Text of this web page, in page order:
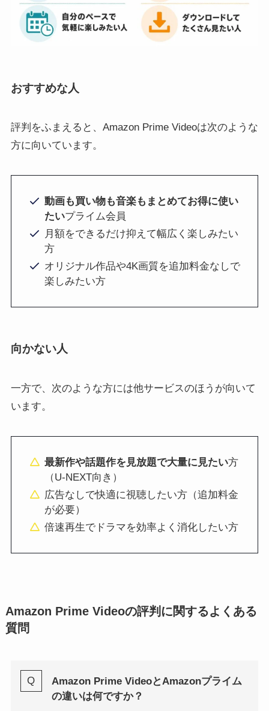
おすすめな人
評判をふまえると、Amazon Prime Videoは次のような
方に向いています。
動画も買い物も音楽もまとめてお得に使い
たいプライム会員
月額をできるだけ抑えて幅広く楽しみたい
方
オリジナル作品や4K画質を追加料金なしで
楽しみたい方
向かない人
一方で、次のような方には他サービスのほうが向いて
います。
最新作や話題作を見放題で大量に見たい方
（U-NEXT向き）
広告なしで快適に視聴したい方（追加料金
が必要）
倍速再生でドラマを効率よく消化したい方
Amazon Prime Videoの評判に関するよくある
質問
Amazon Prime VideoとAmazonプライム
の違いは何ですか？